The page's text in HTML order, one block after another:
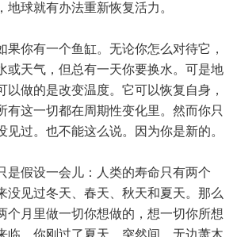
地球就有办法重新恢复活力。
果你有一个鱼缸。无论你怎么对待它，
或天气，但总有一天你要换水。可是地
以做的是改变温度。它可以恢复自身，
有这一切都在周期性变化里。然而你只
见过。也不能这么说。因为你是新的。
是假设一会儿：人类的寿命只有两个
没见过冬天、春天、秋天和夏天。那么
个月里做一切你想做的，想一切你所想
临，你刚过了夏天。突然间，无边萧木